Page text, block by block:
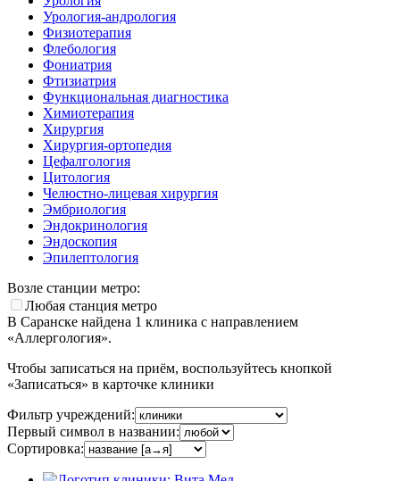
Урология-андрология
Физиотерапия
Флебология
Фониатрия
Фтизиатрия
Функциональная диагностика
Химиотерапия
Хирургия
Хирургия-ортопедия
Цефалгология
Цитология
Челюстно-лицевая хирургия
Эмбриология
Эндокринология
Эндоскопия
Эпилептология
Возле станции метро:
Любая станция метро
В Саранске найдена 1 клиника с направлением
«Аллергология».
Чтобы записаться на приём, воспользуйтесь кнопкой
«Записаться» в карточке клиники
Фильтр учреждений:
Первый символ в названии:
Сортировка: